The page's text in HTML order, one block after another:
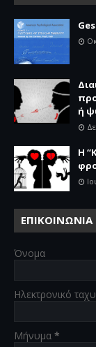
ή
Η
ΕΠΙΚΟΙΝΩΝΙΑ
Όνομα
Ηλεκτρονικό
Μήνυμα *